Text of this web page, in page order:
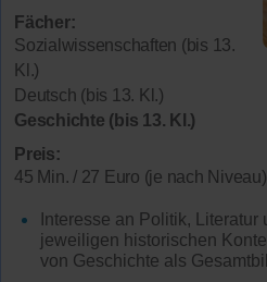
Fächer:
Sozialwissenschaften (bis 13.
Kl.)
Deutsch (bis 13. Kl.)
Geschichte (bis 13. Kl.)
Preis:
45 Min. / 27 Euro (je nach Niveau)
Interesse an Politik,
jeweiligen historischen
von Geschichte als